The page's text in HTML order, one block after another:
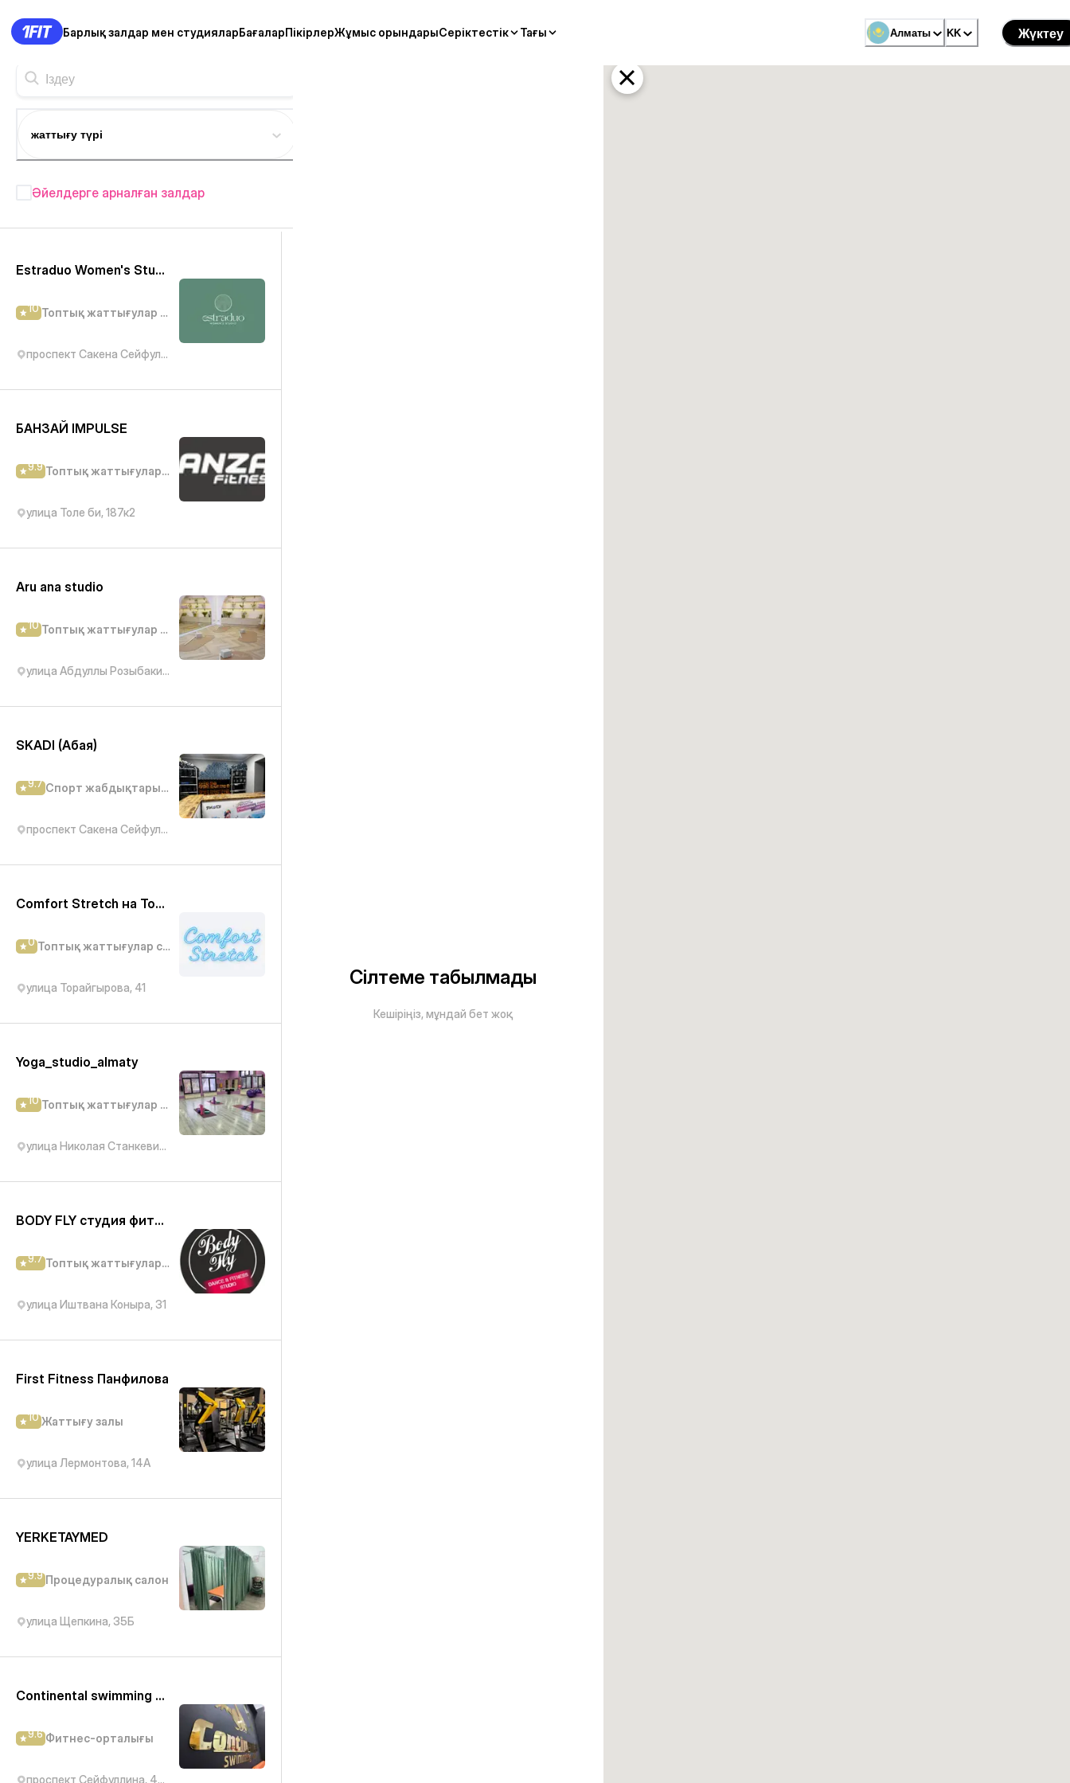
Барлық залдар мен студияларБағаларПікірлерЖұмыс орындарыСеріктестік Тағы Алматы KK Жүктеу
жаттығу түрі
Әйелдерге арналған залдар
Алматы фитнес студиялары
Estraduo Women's Studio
10 Топтық жаттығулар студиясы
проспект Сакена Сейфуллина, 330
БАНЗАЙ IMPULSE
9.9 Топтық жаттығулар студиясы
улица Толе би, 187к2
Aru ana studio
10 Топтық жаттығулар студиясы
улица Абдуллы Розыбакиева, 320
SKADI (Абая)
9.7 Спорт жабдықтары дүкені
проспект Сакена Сейфуллина, 534
Comfort Stretch на Торайгырова
0 Топтық жаттығулар студиясы
улица Торайгырова, 41
Yoga_studio_almaty
10 Топтық жаттығулар студиясы
улица Николая Станкевича, 43
BODY FLY студия фитнеса и танцев
9.7 Топтық жаттығулар студиясы
улица Иштвана Коныра, 31
First Fitness Панфилова
10Жаттығу залы
улица Лермонтова, 14А
YERKETAYMED
9.9 Процедуралық салон
улица Щепкина, 35Б
Continental swimming club
9.6 Фитнес-орталығы
​проспект Сейфуллина, 404
Сілтеме табылмады
Кешіріңіз, мұндай бет жоқ